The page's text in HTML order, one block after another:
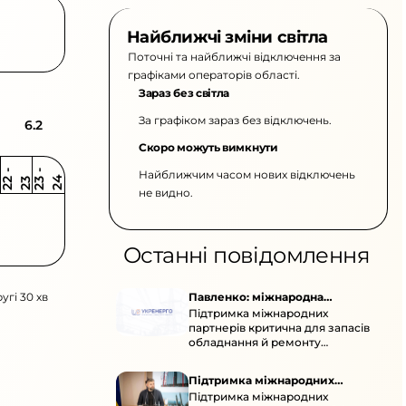
6.2
2 2
-
2 3 2 3
-
2 4
30 хв
Найближчі зміни світла
Поточні та найближчі відключення за
графіками операторів області.
Зараз без світла
За графіком зараз без відключень.
Скоро можуть вимкнути
Найближчим часом нових відключень
не видно.
Останні повідомлення
Павленко: міжнародна
підтримка для стійкості
енергосистеми
Підтримка міжнародних
партнерів критична для запасів
обладнання й ремонту
Підтримка міжнародних
партнерів для стійкості
Підтримка міжнародних